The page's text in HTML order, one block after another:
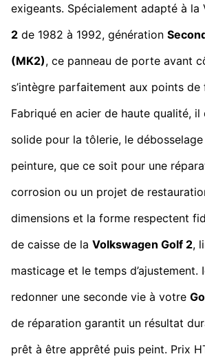
exigeants. Spécialement adapté à la
2 de 1982 à 1992, génération
(MK2), ce panneau de porte avant
s’intègre parfaitement aux points de
Fabriqué en acier de haute qualité,
solide pour la tôlerie, le
peinture, que ce soit pour une
corrosion ou un projet de
dimensions et la forme respectent
de caisse de la Volkswagen Golf 2,
masticage et le temps d’ajustement.
redonner une seconde vie à votre
de réparation garantit un résultat
prêt à être apprêté puis peint. Prix